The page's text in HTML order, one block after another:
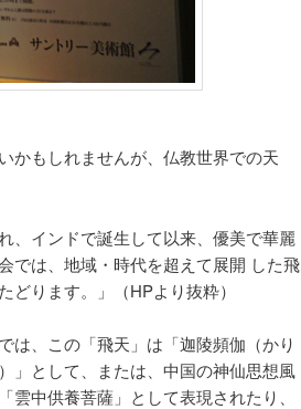
かもしれませんが、仏教世界での天
、インドで誕生して以来、優美で華麗
では、地域・時代を超えて展開 した飛
ります。」（HPより抜粋）
は、この「飛天」は「迦陵頻伽（かり
」として、または、中国の神仙思想風
中供養菩薩」として表現されたり、